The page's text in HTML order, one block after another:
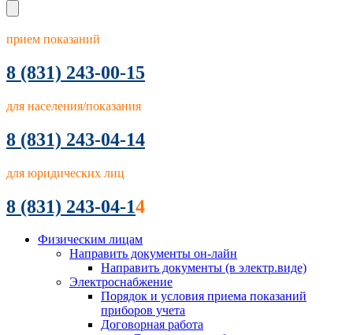
прием показаний
8 (831) 243-00-15
для населения/показания
8 (831) 243-04-14
для юридических лиц
8 (831) 243-04-14
Физическим лицам
Направить документы он-лайн
Направить документы (в электр.виде)
Электроснабжение
Порядок и условия приема показаний
приборов учета
Договорная работа